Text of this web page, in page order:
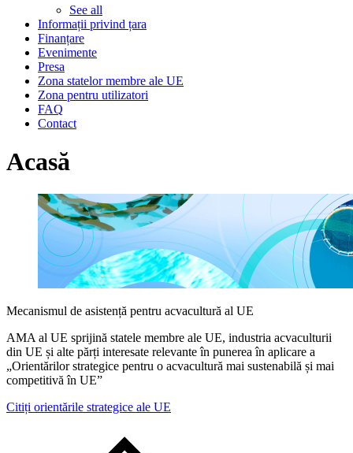
See all
Informații privind țara
Finanțare
Evenimente
Presa
Zona statelor membre ale UE
Zona pentru utilizatori
FAQ
Contact
Acasă
Mecanismul de asistență pentru acvacultură al UE
AMA al UE sprijină statele membre ale UE, industria acvaculturii
din UE și alte părți interesate relevante în punerea în aplicare a
„Orientărilor strategice pentru o acvacultură mai sustenabilă și mai
competitivă în UE”
Citiți orientările strategice ale UE